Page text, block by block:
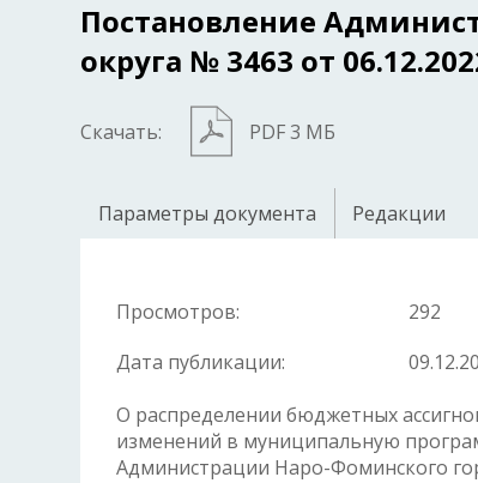
Постановление
округа № 3463 от
Скачать: PDF 3 МБ
Параметры документа Редакции
Просмотров:
292
Дата публикации:
О распределении бюджетных
изменений в муниципальную
Администрации Наро-Фоминского